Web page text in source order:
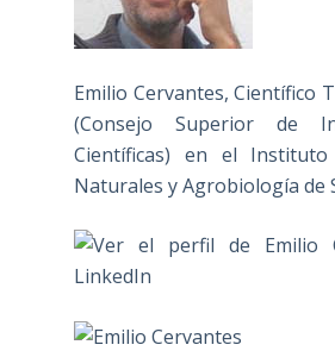
Emilio Cervantes, Científico
(Consejo Superior de
Científicas) en el Instituto
Naturales y Agrobiología de